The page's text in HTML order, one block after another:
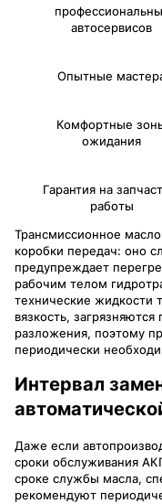
автосервисов
Опытные
Комфортные
ожидания
Гарантия на
работы
Трансмиссионное
коробки передач: оно
предупреждает
рабочим телом
технические жидкости
вязкость,
разложения, поэтому
периодически
Интервал
Даже если
сроки обслуживания
сроке службы масла,
рекомендуют